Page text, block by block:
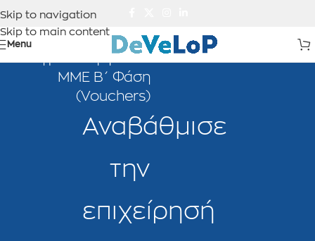
Skip to navigation
Skip to main content
Menu
ΜΜΕ Β΄ Φάση
(Vouchers)
Αναβάθμισε
την
επιχείρησή